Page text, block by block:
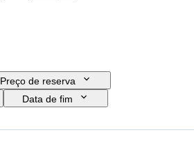
Preço de reserva
Data de fim